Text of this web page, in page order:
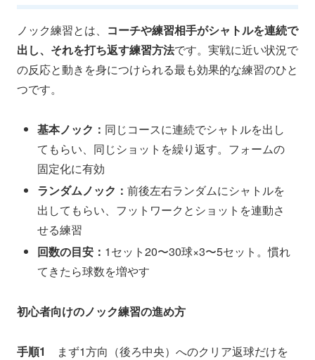
ノック練習とは、 コーチや練習相手がシャトルを連続で
出し、それを打ち返す練習方法です。実戦に近い状況で
の反応と動きを身につけられる最も効果的な練習のひと
つです。
基本ノック： 同じコースに連続でシャトルを出し
てもらい、同じショットを繰り返す。フォームの
固定化に有効
ランダムノック：前後左右ランダムにシャトルを
出してもらい、フットワークとショットを連動さ
せる練習
回数の目安： 1セット20〜30球×3〜5セット。慣れ
てきたら球数を増やす
初心者向けのノック練習の進め方
手順1
まず1方向（後ろ中央）へのクリア返球だけを